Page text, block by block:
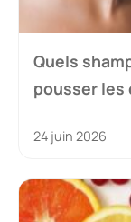
Quels
pousser les
24 juin 2026